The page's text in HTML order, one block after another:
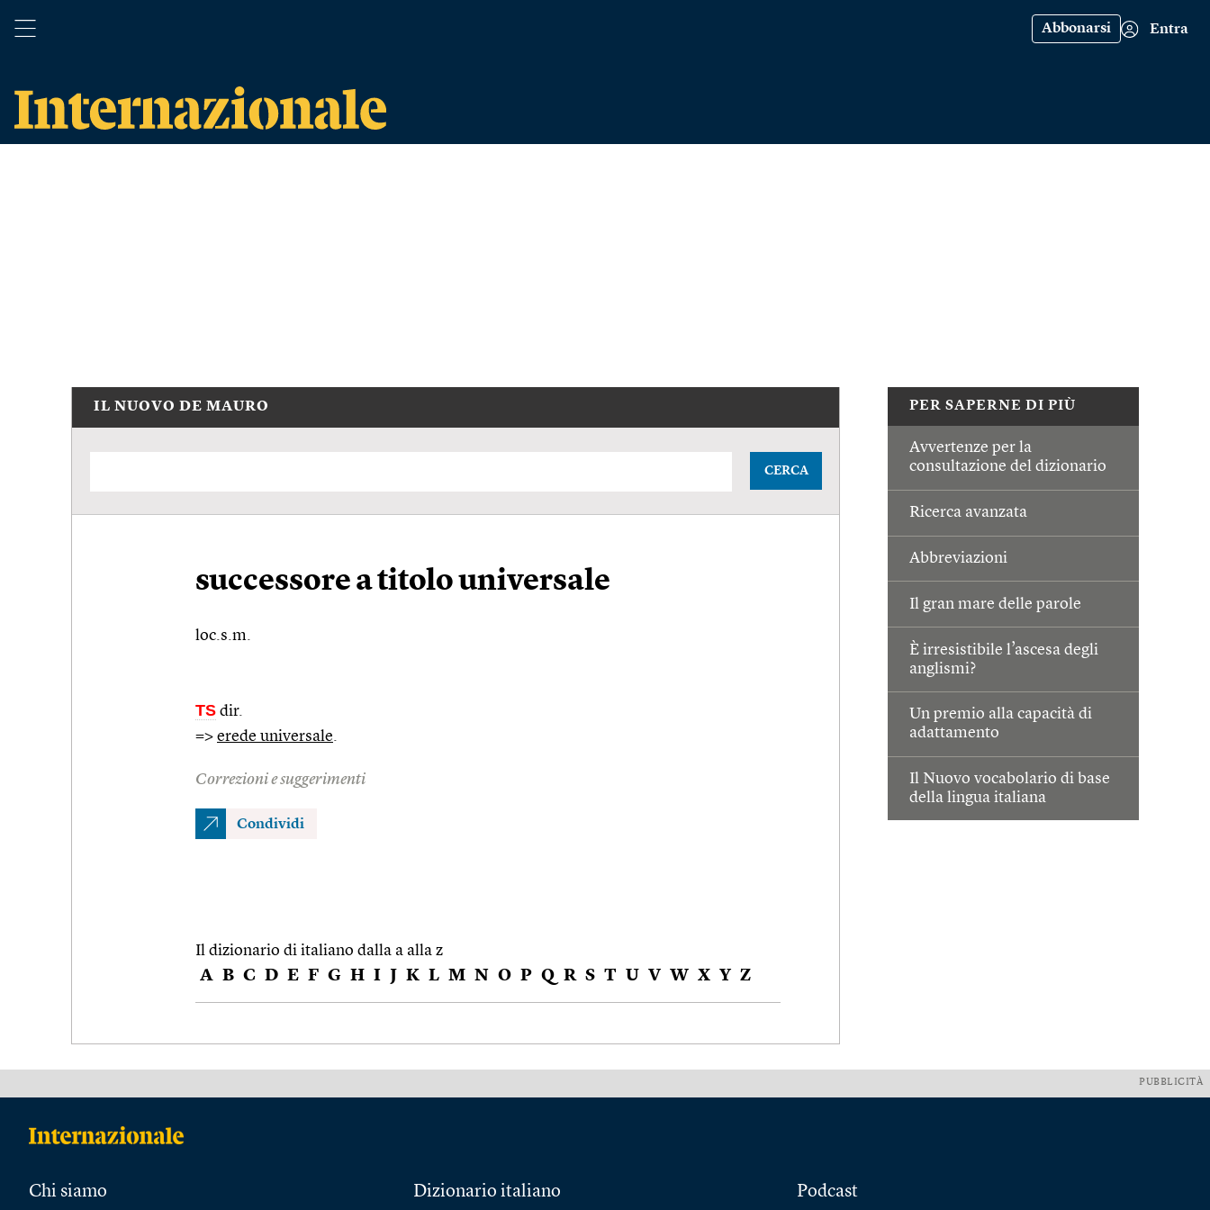
Abbonarsi Entra
PER SAPERNE DI PIÙ
Avvertenze per la
consultazione del dizionario
Ricerca avanzata
Abbreviazioni
Il gran mare delle parole
È irresistibile l’ascesa degli
anglismi?
Un premio alla capacità di
adattamento
Il Nuovo vocabolario di base
della lingua italiana
IL NUOVO DE MAURO
CERCA
successore a titolo universale
loc.s.m.
TS dir.
=> erede universale.
Correzioni e suggerimenti
Condividi
Il dizionario di italiano dalla a alla z
A B C D E F G H I J K L M N O P Q R S T U V W X Y Z
PUBBLICITÀ
Chi siamo Dizionario italiano Podcast